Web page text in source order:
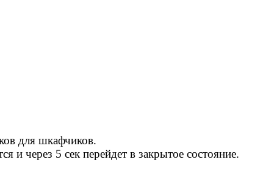
для шкафчиков.
через 5 сек перейдет в закрытое состояние.